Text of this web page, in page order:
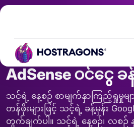
AdSense ဝင်ငွေ ခ
သင့်ရဲ့ နေ့စဉ် စာမျက်နှာကြည့်ရှုမှုမျာ
တန်ဖိုးများဖြင့် သင့်ရဲ့ ခန့်မှန်း
တွက်ချက်ပါ။ သင့်ရဲ့ နေ့စဉ်၊ လစဉ် နှ